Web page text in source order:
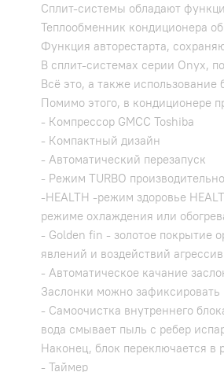
Сплит-системы обладают
Теплообменник кондиционера
Функция авторестарта,
В сплит-системах серии Onyx,
Всё это, а также
Помимо этого, в кондиционере
- Компрессор GMCC Toshiba
- Компактный дизайн
- Автоматический перезапуск
- Режим TURBO
-HEALTH -режим здоровье
режиме охлаждения или
- Golden fin - золотое покрытие
явлений и воздействий
- Автоматическое качание
Заслонки можно
- Самоочистка внутреннего
вода смывает пыль с ребер
Наконец, блок переключается в
- Таймер